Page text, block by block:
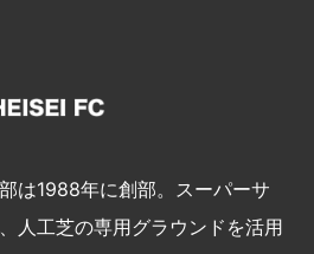
は1988年に創部。スーパーサ
人工芝の専用グラウンドを活用